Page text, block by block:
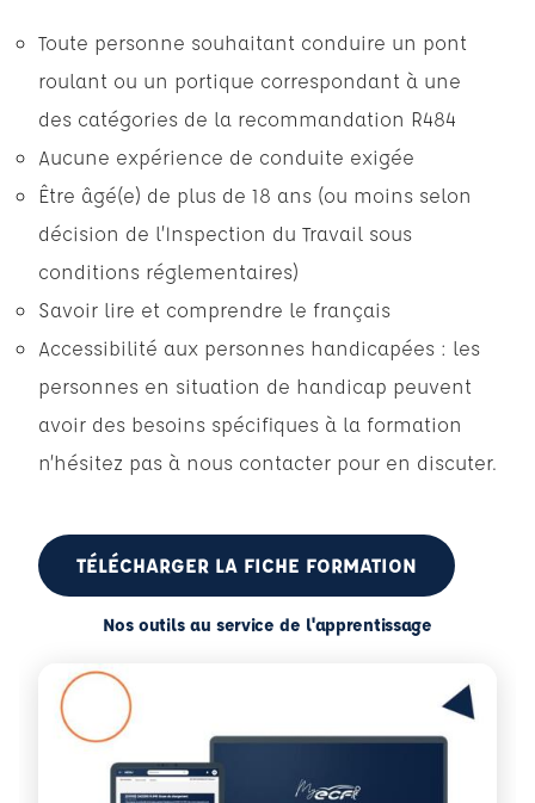
Toute personne souhaitant conduire un pont
roulant ou un portique correspondant à une
des catégories de la recommandation R484
Aucune expérience de conduite exigée
Être âgé(e) de plus de 18 ans (ou moins selon
décision de l’Inspection du Travail sous
conditions réglementaires)
Savoir lire et comprendre le français
Accessibilité aux personnes handicapées : les
personnes en situation de handicap peuvent
avoir des besoins spécifiques à la formation
n’hésitez pas à nous contacter pour en discuter.
TÉLÉCHARGER LA FICHE FORMATION
Nos outils au service de l'apprentissage